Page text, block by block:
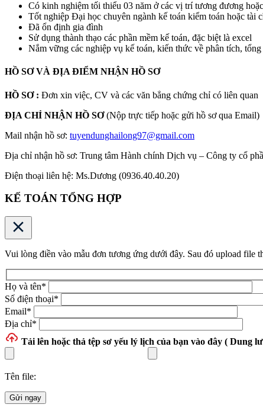
Có kinh nghiệm tối thiểu 03 năm ở các vị trí tương đương
Tốt nghiệp Đại học chuyên ngành kế toán kiểm toán hoặc tài
Đã ổn định gia đình
Sử dụng thành thạo các phần mềm kế toán, đặc biệt là excel
Nắm vững các nghiệp vụ kế toán, kiến thức về phân tích,
HỒ SƠ VÀ ĐỊA ĐIỂM NHẬN HỒ SƠ
HỒ SƠ : Đơn xin việc, CV và các văn bẳng chứng chỉ có liên quan
ĐỊA CHỈ NHẬN HỒ SƠ(Nộp trực tiếp hoặc gửi hồ sơ qua Email)
Mail nhận hồ sơ: tuyendunghailong97@gmail.com
Địa chỉ nhận hồ sơ: Trung tâm Hành chính Dịch vụ – Công ty cổ
Điện thoại liên hệ: Ms.Dương (0936.40.40.20)
KẾ TOÁN TỔNG HỢP
Vui lòng điền vào mẫu đơn tương ứng dưới đây. Sau đó upload file
Họ và tên*
Số điện thoại*
Email*
Địa chỉ*
Tải lên hoặc thả tệp sơ yếu lý lịch của bạn vào đây ( Dung
Tên file:
Gửi ngay